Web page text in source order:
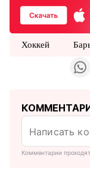
Хоккей
Комментарии